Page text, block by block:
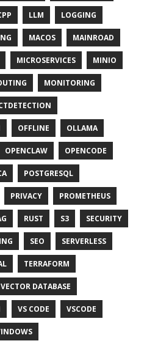
LLM LOGGING
MACOS MAINROAD
MICROSERVICES MINIO
MONITORING
OFFLINE OLLAMA
OPENCLAW OPENCODE
POSTGRESQL
PRIVACY PROMETHEUS
RUST S3 SECURITY
SEO SERVERLESS
TERRAFORM
VECTOR DATABASE
VS CODE VSCODE